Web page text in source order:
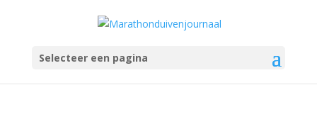
Selecteer een pagina